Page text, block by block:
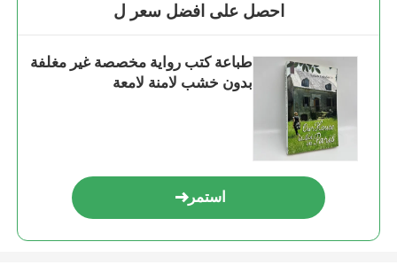
احصل على افضل سعر ل
طباعة كتب رواية مخصصة غير مغلفة
بدون خشب لامنة لامعة
استمر